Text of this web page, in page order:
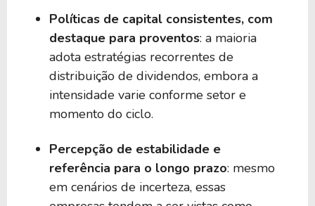
Políticas de capital consistentes, com
destaque para proventos: a maioria
adota estratégias recorrentes de
distribuição de dividendos, embora a
intensidade varie conforme setor e
momento do ciclo.
Percepção de estabilidade e
referência para o longo prazo: mesmo
em cenários de incerteza, essas